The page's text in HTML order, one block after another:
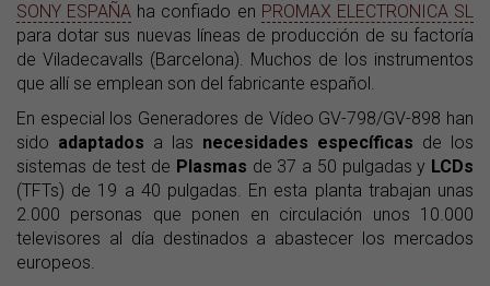
SONY ESPAÑA ha confiado en PROMAX ELECTRONICA SL
para dotar sus nuevas líneas de producción de su factoría
de Viladecavalls (Barcelona). Muchos de los instrumentos
que allí se emplean son del fabricante español.
En especial los Generadores de Vídeo GV-798/GV-898 han
sido adaptados a las necesidades específicas de los
sistemas de test de Plasmas de 37 a 50 pulgadas y LCDs
(TFTs) de 19 a 40 pulgadas. En esta planta trabajan unas
2.000 personas que ponen en circulación unos 10.000
televisores al día destinados a abastecer los mercados
europeos.